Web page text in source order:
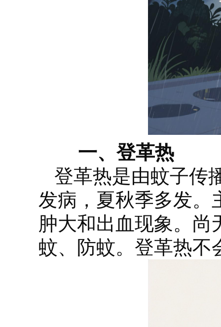
一、登革热
登革热是由蚊子传
发病，夏秋季多发。
肿大和出血现象。尚
蚊、防蚊。登革热不